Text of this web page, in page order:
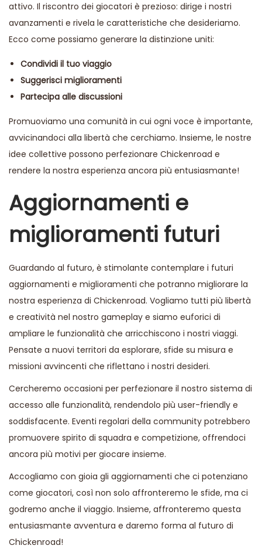
attivo. Il riscontro dei giocatori è prezioso: dirige i nostri
avanzamenti e rivela le caratteristiche che desideriamo.
Ecco come possiamo generare la distinzione uniti:
Condividi il tuo viaggio
Suggerisci miglioramenti
Partecipa alle discussioni
Promuoviamo una comunità in cui ogni voce è importante,
avvicinandoci alla libertà che cerchiamo. Insieme, le nostre
idee collettive possono perfezionare Chickenroad e
rendere la nostra esperienza ancora più entusiasmante!
Aggiornamenti e
miglioramenti futuri
Guardando al futuro, è stimolante contemplare i futuri
aggiornamenti e miglioramenti che potranno migliorare la
nostra esperienza di Chickenroad. Vogliamo tutti più libertà
e creatività nel nostro gameplay e siamo euforici di
ampliare le funzionalità che arricchiscono i nostri viaggi.
Pensate a nuovi territori da esplorare, sfide su misura e
missioni avvincenti che riflettano i nostri desideri.
Cercheremo occasioni per perfezionare il nostro sistema di
accesso alle funzionalità, rendendolo più user-friendly e
soddisfacente. Eventi regolari della community potrebbero
promuovere spirito di squadra e competizione, offrendoci
ancora più motivi per giocare insieme.
Accogliamo con gioia gli aggiornamenti che ci potenziano
come giocatori, così non solo affronteremo le sfide, ma ci
godremo anche il viaggio. Insieme, affronteremo questa
entusiasmante avventura e daremo forma al futuro di
Chickenroad!